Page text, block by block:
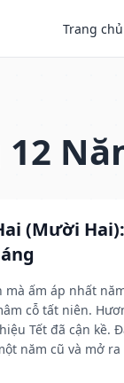
Trang chủ
(Mười
ấm áp nhất
cỗ tất niên.
Tết đã cận kề.
năm cũ và mở ra